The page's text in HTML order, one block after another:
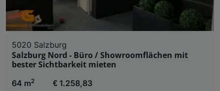
5020 Salzburg
Salzburg Nord - Büro / Showroomflächen mit
bester Sichtbarkeit mieten
64 m2
€ 1.258,83